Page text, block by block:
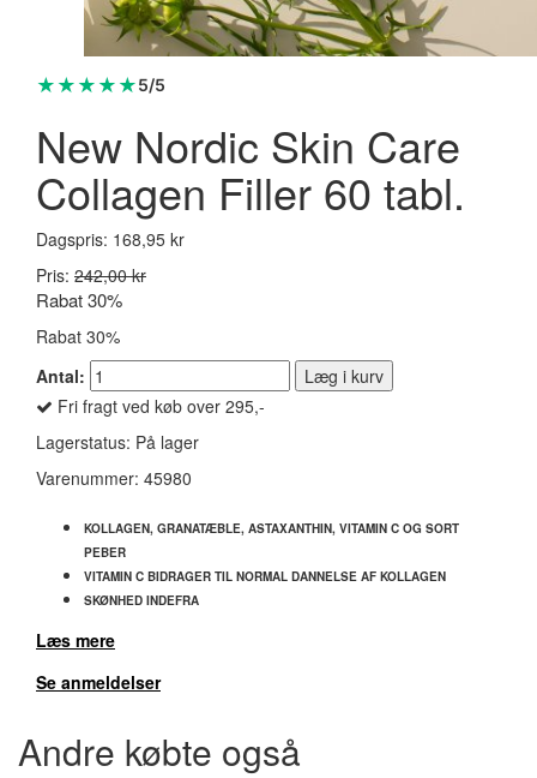
★ ★ ★ ★ ★5/5
New Nordic Skin Care
Collagen Filler 60 tabl.
Dagspris: 168,95 kr
Pris: 242,00 kr
Rabat 30%
Rabat 30%
Antal:
Læg i kurv
Fri fragt ved køb over 295,-
Lagerstatus: På lager
Varenummer: 45980
KOLLAGEN, GRANATÆBLE, ASTAXANTHIN, VITAMIN C OG SORT
PEBER
VITAMIN C BIDRAGER TIL NORMAL DANNELSE AF KOLLAGEN
SKØNHED INDEFRA
Læs mere
Se anmeldelser
Andre købte også